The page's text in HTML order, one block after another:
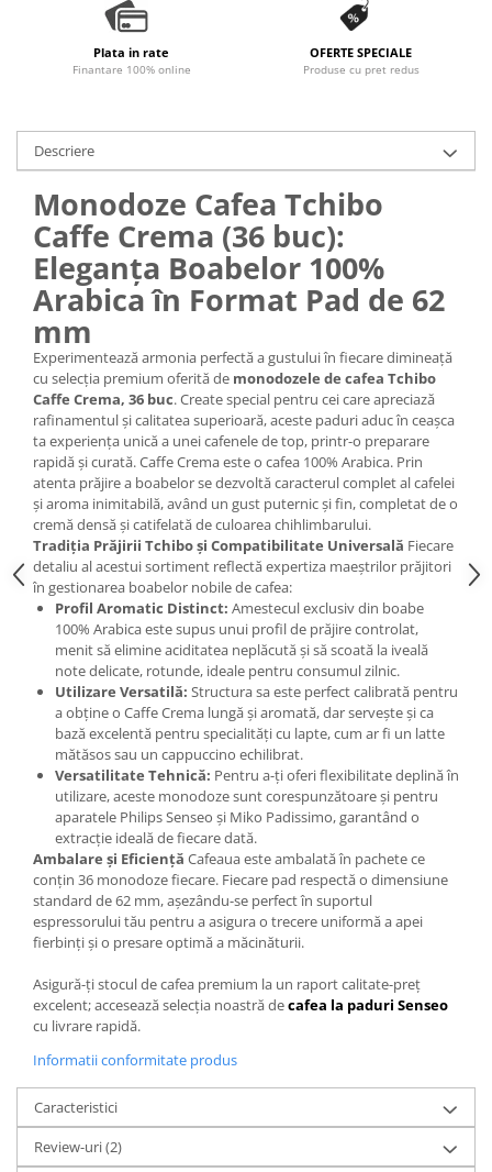
Plata in rate
Finantare 100% online
OFERTE SPECIALE
Produse cu pret redus
Descriere
Monodoze Cafea Tchibo
Caffe Crema (36 buc):
Eleganța Boabelor 100%
Arabica în Format Pad de 62
mm
Experimentează armonia perfectă a gustului în fiecare dimineață
cu selecția premium oferită de monodozele de cafea Tchibo
Caffe Crema, 36 buc. Create special pentru cei care apreciază
rafinamentul și calitatea superioară, aceste paduri aduc în ceașca
ta experiența unică a unei cafenele de top, printr-o preparare
rapidă și curată. Caffe Crema este o cafea 100% Arabica. Prin
atenta prăjire a boabelor se dezvoltă caracterul complet al cafelei
și aroma inimitabilă, având un gust puternic și fin, completat de o
cremă densă și catifelată de culoarea chihlimbarului.
Tradiția Prăjirii Tchibo și Compatibilitate Universală Fiecare
detaliu al acestui sortiment reflectă expertiza maeștrilor prăjitori
în gestionarea boabelor nobile de cafea:
Profil Aromatic Distinct: Amestecul exclusiv din boabe
100% Arabica este supus unui profil de prăjire controlat,
menit să elimine aciditatea neplăcută și să scoată la iveală
note delicate, rotunde, ideale pentru consumul zilnic.
Utilizare Versatilă: Structura sa este perfect calibrată pentru
a obține o Caffe Crema lungă și aromată, dar servește și ca
bază excelentă pentru specialități cu lapte, cum ar fi un latte
mătăsos sau un cappuccino echilibrat.
Versatilitate Tehnică: Pentru a-ți oferi flexibilitate deplină în
utilizare, aceste monodoze sunt corespunzătoare și pentru
aparatele Philips Senseo și Miko Padissimo, garantând o
extracție ideală de fiecare dată.
Ambalare și Eficiență Cafeaua este ambalată în pachete ce
conțin 36 monodoze fiecare. Fiecare pad respectă o dimensiune
standard de 62 mm, așezându-se perfect în suportul
espressorului tău pentru a asigura o trecere uniformă a apei
fierbinți și o presare optimă a măcinăturii.
Asigură-ți stocul de cafea premium la un raport calitate-preț
excelent; accesează selecția noastră decafea la paduri Senseo
cu livrare rapidă.
Informatii conformitate produs
Caracteristici
Review-uri(2)